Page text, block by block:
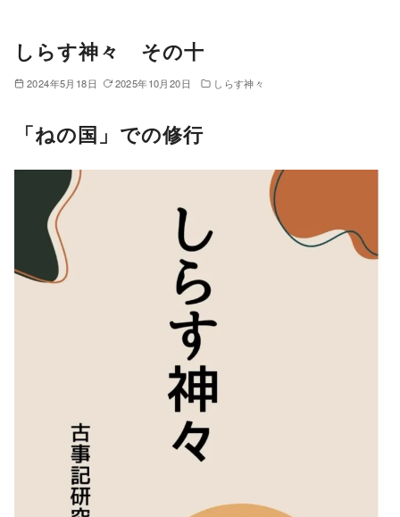
しらす神々 その十
2024年5月18日 2025年10月20日 しらす神々
「ねの国」での修行